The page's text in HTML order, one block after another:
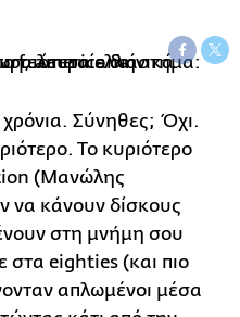
Σύνηθες; Όχι.
Το κυριότερο
(Μανώλης
να κάνουν δίσκους
στη μνήμη σου
στα eighties (και πιο
απλωμένοι μέσα